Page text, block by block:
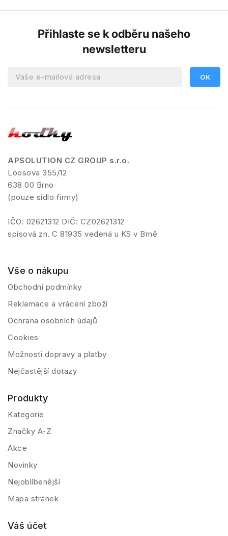
Přihlaste se k odběru našeho
newsletteru
APSOLUTION CZ GROUP s.r.o.
Loosova 355/12
638 00 Brno
(pouze sídlo firmy)
IČO: 02621312 DIČ: CZ02621312
spisová zn. C 81935 vedená u KS v Brně
Vše o nákupu
Obchodní podmínky
Reklamace a vrácení zboží
Ochrana osobních údajů
Cookies
Možnosti dopravy a platby
Nejčastější dotazy
Produkty
Kategorie
Značky A-Z
Akce
Novinky
Nejoblíbenější
Mapa stránek
Váš účet